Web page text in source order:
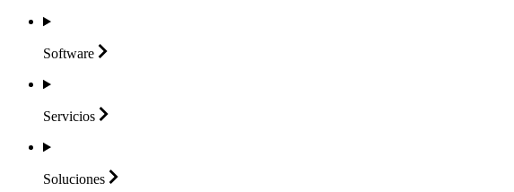
Software
Servicios
Soluciones